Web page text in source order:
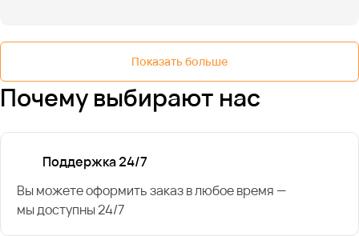
Показать больше
Почему выбирают нас
Поддержка 24/7
Вы можете оформить заказ в любое время —
мы доступны 24/7